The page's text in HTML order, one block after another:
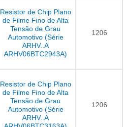
Resistor de Chip Plano
de Filme Fino de Alta
Tensão de Grau
Automotivo (Série
ARHV..A
ARHV06BTC2943A)
1206
Resistor de Chip Plano
de Filme Fino de Alta
Tensão de Grau
Automotivo (Série
ARHV..A
1206